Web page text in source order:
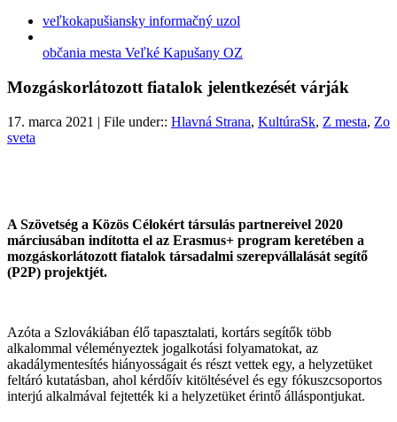
veľkokapušiansky informačný uzol
občania mesta Veľké Kapušany OZ
Mozgáskorlátozott fiatalok jelentkezését várják
17. marca 2021 | File under:: Hlavná Strana, KultúraSk, Z mesta, Zo
sveta
A Szövetség a Közös Célokért társulás partnereivel 2020
márciusában indította el az Erasmus+ program keretében a
mozgáskorlátozott fiatalok társadalmi szerepvállalását segítő
(P2P) projektjét.
Azóta a Szlovákiában élő tapasztalati, kortárs segítők több
alkalommal véleményeztek jogalkotási folyamatokat, az
akadálymentesítés hiányosságait és részt vettek egy, a helyzetüket
feltáró kutatásban, ahol kérdőív kitöltésével és egy fókuszcsoportos
interjú alkalmával fejtették ki a helyzetüket érintő álláspontjukat.